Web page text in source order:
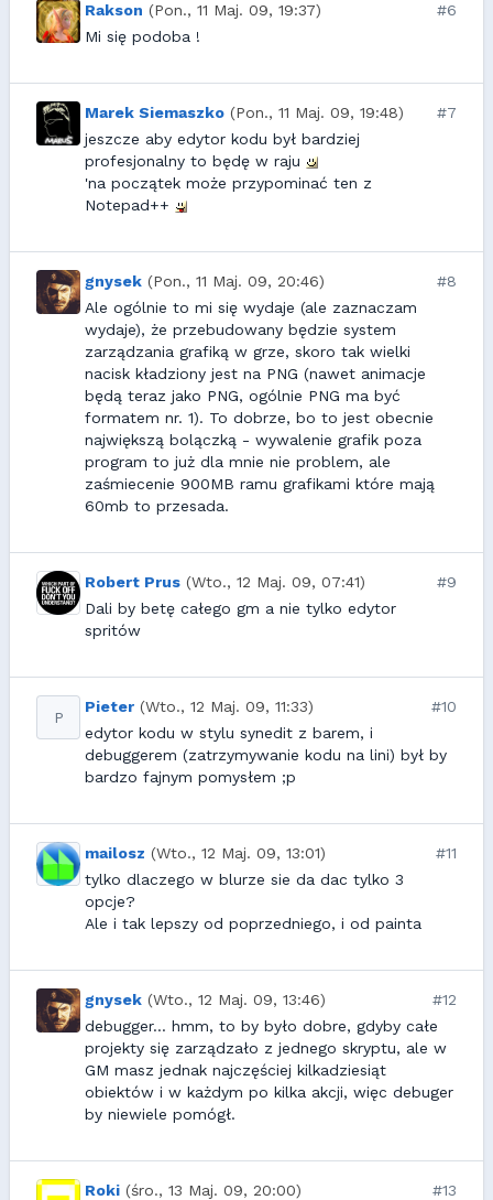
Rakson (Pon., 11 Maj. 09, 19:37)
#6
Mi się podoba !
Marek Siemaszko (Pon., 11 Maj. 09, 19:48)
#7
jeszcze aby edytor kodu był bardziej
profesjonalny to będę w raju
'na początek może przypominać ten z
Notepad++
gnysek (Pon., 11 Maj. 09, 20:46)
#8
Ale ogólnie to mi się wydaje (ale zaznaczam
wydaje), że przebudowany będzie system
zarządzania grafiką w grze, skoro tak wielki
nacisk kładziony jest na PNG (nawet animacje
będą teraz jako PNG, ogólnie PNG ma być
formatem nr. 1). To dobrze, bo to jest obecnie
największą bolączką - wywalenie grafik poza
program to już dla mnie nie problem, ale
zaśmiecenie 900MB ramu grafikami które mają
60mb to przesada.
Robert Prus (Wto., 12 Maj. 09, 07:41)
#9
Dali by betę całego gm a nie tylko edytor
spritów
P
Pieter (Wto., 12 Maj. 09, 11:33)
#10
edytor kodu w stylu synedit z barem, i
debuggerem (zatrzymywanie kodu na lini) był by
bardzo fajnym pomysłem ;p
mailosz (Wto., 12 Maj. 09, 13:01)
#11
tylko dlaczego w blurze sie da dac tylko 3
opcje?
Ale i tak lepszy od poprzedniego, i od painta
gnysek (Wto., 12 Maj. 09, 13:46)
#12
debugger... hmm, to by było dobre, gdyby całe
projekty się zarządzało z jednego skryptu, ale w
GM masz jednak najczęściej kilkadziesiąt
obiektów i w każdym po kilka akcji, więc debuger
by niewiele pomógł.
Roki (śro., 13 Maj. 09, 20:00)
#13